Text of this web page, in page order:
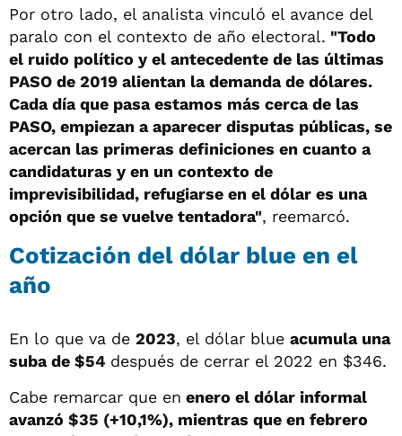
Por otro lado, el analista vinculó el avance del
paralo con el contexto de año electoral. "Todo
el ruido político y el antecedente de las últimas
PASO de 2019 alientan la demanda de dólares.
Cada día que pasa estamos más cerca de las
PASO, empiezan a aparecer disputas públicas, se
acercan las primeras definiciones en cuanto a
candidaturas y en un contexto de
imprevisibilidad, refugiarse en el dólar es una
opción que se vuelve tentadora", reemarcó.
Cotización del dólar blue en el
año
En lo que va de 2023, el dólar blue acumula una
suba de $54 después de cerrar el 2022 en $346.
Cabe remarcar que en enero el dólar informal
avanzó $35 (+10,1%), mientras que en febrero